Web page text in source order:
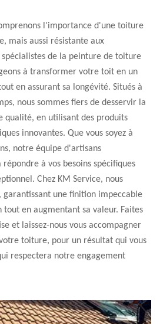
l'importance d'une toiture
mais aussi résistante aux
de la peinture de toiture
à transformer votre toit en un
en assurant sa longévité. Situés à
nous sommes fiers de desservir la
qualité, en utilisant des produits
innovantes. Que vous soyez à
notre équipe d'artisans
à vos besoins spécifiques
Chez KM Service, nous
garantissant une finition impeccable
en augmentant sa valeur. Faites
et laissez-nous vous accompagner
toiture, pour un résultat qui vous
respectera notre engagement